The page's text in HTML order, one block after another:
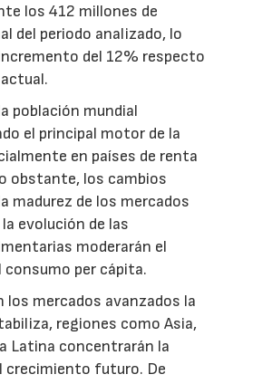
los 412 millones de
del periodo analizado, lo
del 12% respecto
población mundial
el principal motor de la
en países de renta
obstante, los cambios
madurez de los mercados
evolución de las
moderarán el
per cápita.
los mercados avanzados la
regiones como Asia,
Latina concentrarán la
crecimiento futuro. De